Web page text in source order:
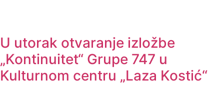
U utorak otvaranje izložbe
„Kontinuitet“ Grupe 747 u
Kulturnom centru „Laza Kostić“